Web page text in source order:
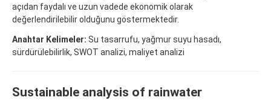
açıdan faydalı ve uzun vadede ekonomik olarak
değerlendirilebilir olduğunu göstermektedir.
Anahtar Kelimeler: Su tasarrufu, yağmur suyu hasadı,
sürdürülebilirlik, SWOT analizi, maliyet analizi
Sustainable analysis of rainwater